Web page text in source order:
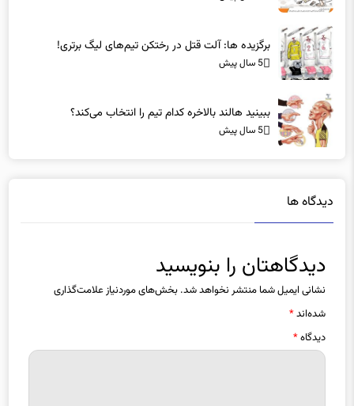
برگزیده ها: آلت قتل در رختکن تیم‌های لیگ برتری!
5 سال پیش
ببینید هالند بالاخره کدام تیم را انتخاب می‌کند؟
5 سال پیش
دیدگاه ها
دیدگاهتان را بنویسید
نشانی ایمیل شما منتشر نخواهد شد. بخش‌های موردنیاز علامت‌گذاری
شده‌اند*
دیدگاه*